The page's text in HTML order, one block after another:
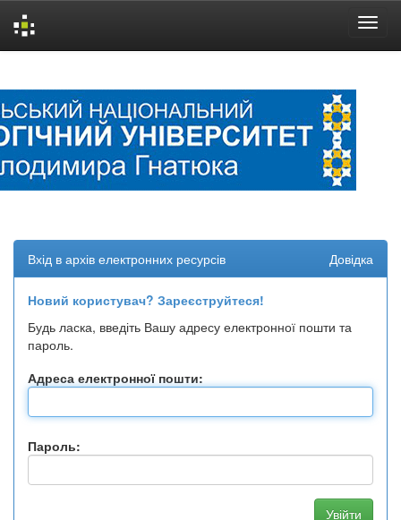
Вхід в архів електронних ресурсів Довідка
Новий користувач? Зареєструйтеся!
Будь ласка, введіть Вашу адресу електронної пошти та
пароль.
Адреса електронної пошти:
Пароль: